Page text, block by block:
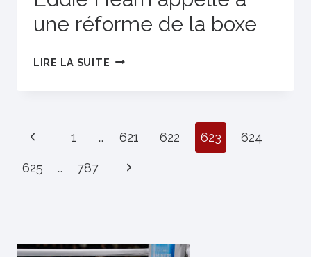
une réforme de la boxe
LIRE LA SUITE EDDIE
UNE
Page
Previous
Page
1 … 621 622 623 624
625 … 787
Next